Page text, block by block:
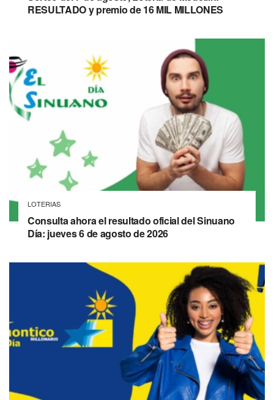
RESULTADO y premio de 16 MIL MILLONES
LOTERIAS
Consulta ahora el resultado oficial del Sinuano
Día: jueves 6 de agosto de 2026